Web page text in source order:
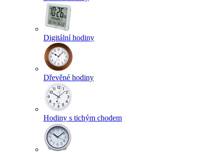
Digitální hodiny
Dřevěné hodiny
Hodiny s tichým chodem